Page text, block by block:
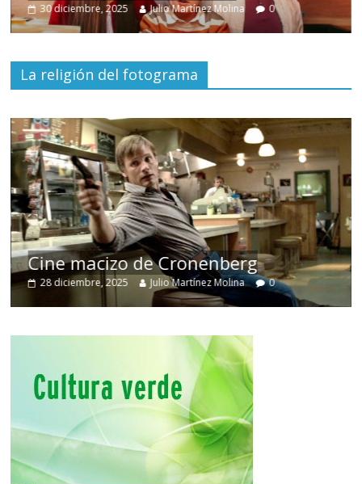
30 diciembre, 2025 Julio Martínez Molina 0
La religión del fotograma
Cine macizo de Cronenberg
28 diciembre, 2025 Julio Martínez Molina 0